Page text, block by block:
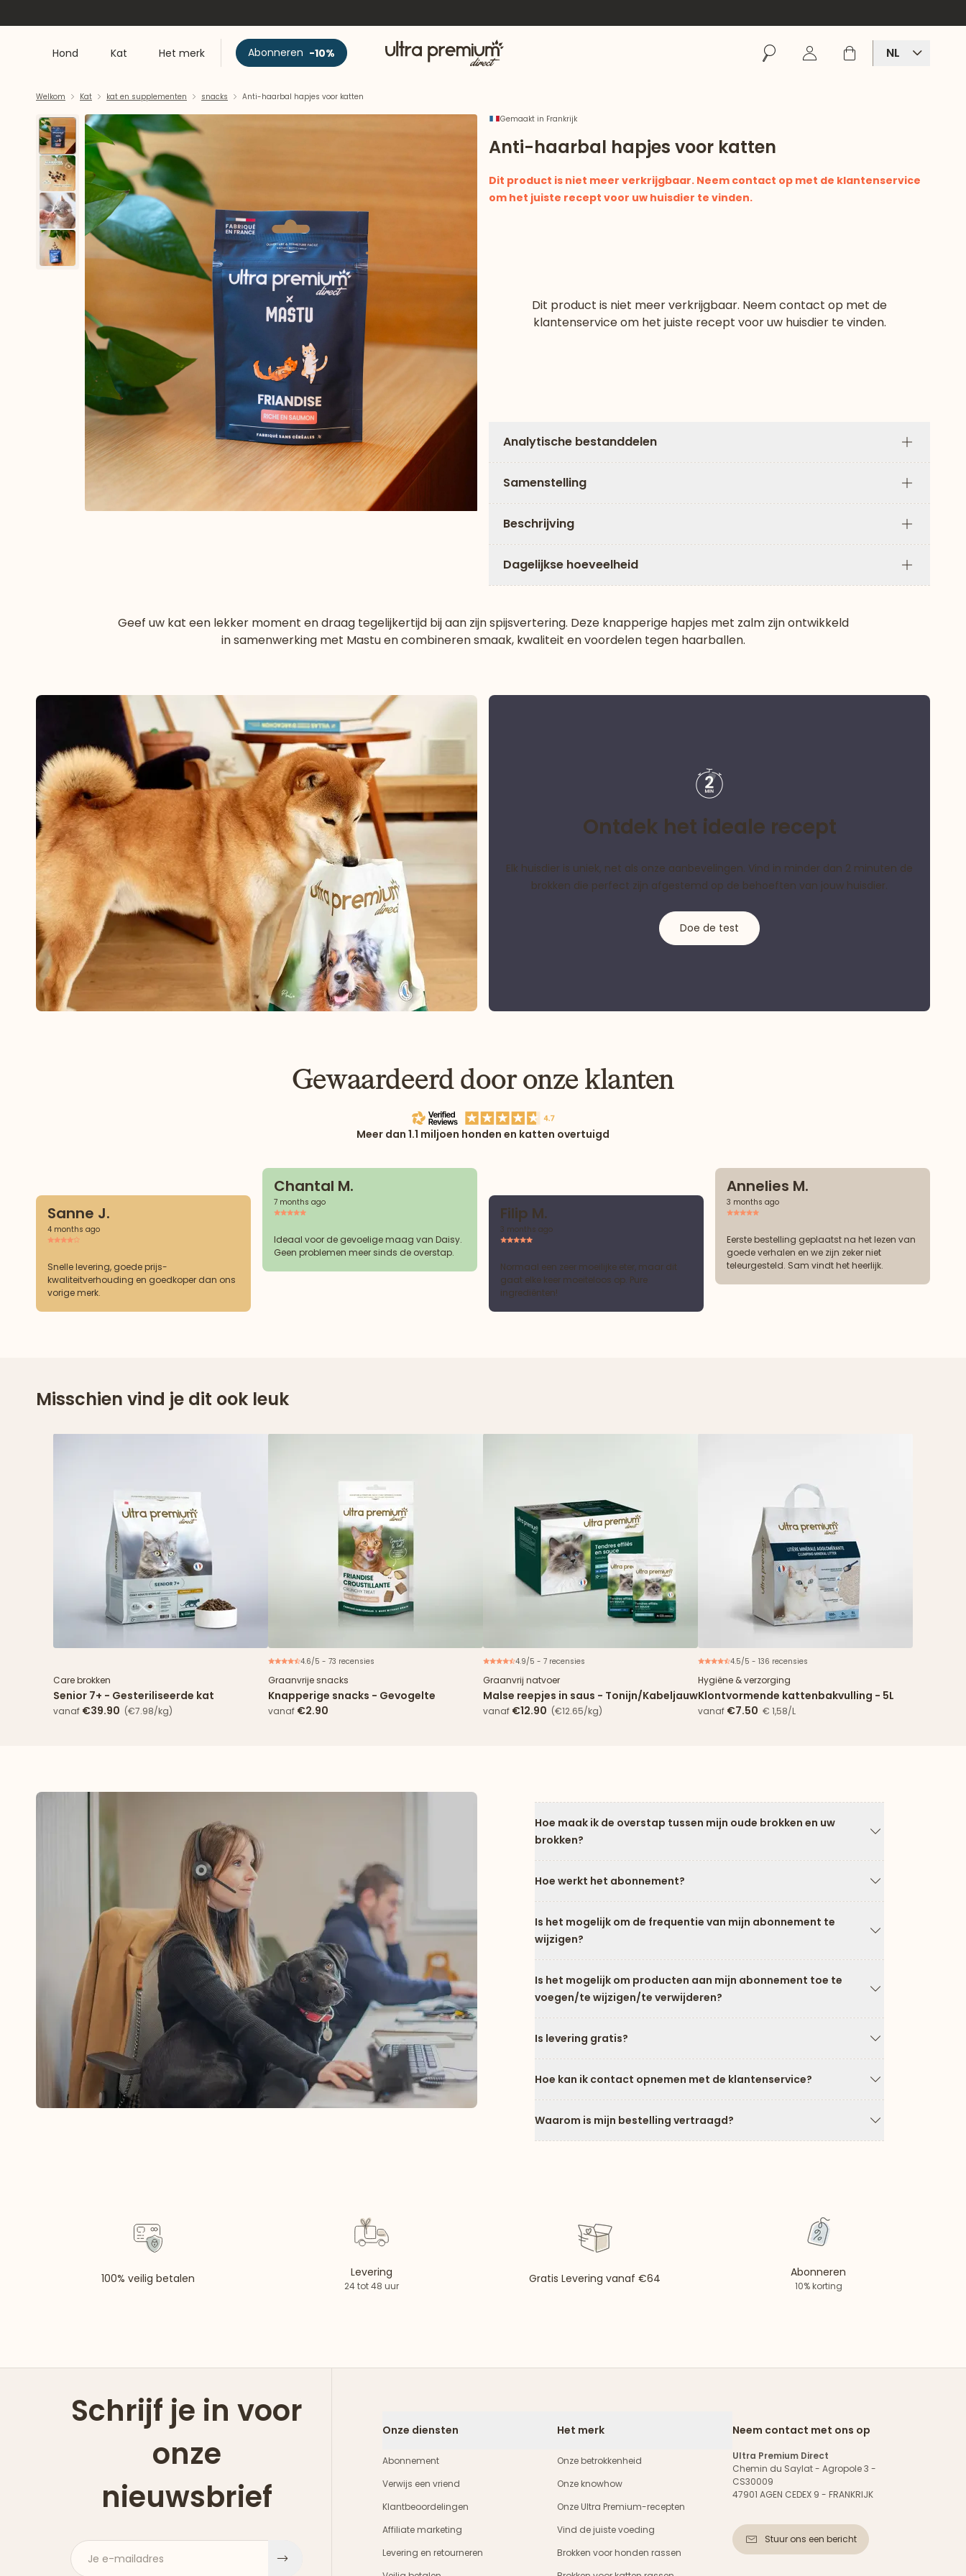
Hond Kat Het merk Abonneren -10% Welkom Zoeken Inloggen Winkelmand
NL
Welkom Kat kat en supplementen snacks Anti-haarbal hapjes voor katten
Gemaakt in Frankrijk
Anti-haarbal hapjes voor katten
Dit product is niet meer verkrijgbaar. Neem contact op met de klantenservice
om het juiste recept voor uw huisdier te vinden.
Dit product is niet meer verkrijgbaar. Neem contact op met de
klantenservice om het juiste recept voor uw huisdier te vinden.
Analytische bestanddelen
Plus
Samenstelling
Plus
Beschrijving
Plus
Dagelijkse hoeveelheid
Plus
Geef uw kat een lekker moment en draag tegelijkertijd bij aan zijn spijsvertering. Deze knapperige hapjes met zalm zijn ontwikkeld
in samenwerking met Mastu en combineren smaak, kwaliteit en voordelen tegen haarballen.
Ontdek het ideale recept
Elk huisdier is uniek, net als onze aanbevelingen. Vind in minder dan 2 minuten de
brokken die perfect zijn afgestemd op de behoeften van jouw huisdier.
Doe de test
Gewaardeerd door onze klanten
Meer dan 1.1 miljoen honden en katten overtuigd
Sanne J.
4 months ago
Snelle levering, goede prijs-
kwaliteitverhouding en goedkoper dan ons
vorige merk.
Chantal M.
7 months ago
Ideaal voor de gevoelige maag van Daisy.
Geen problemen meer sinds de overstap.
Filip M.
3 months ago
Normaal een zeer moeilijke eter, maar dit
gaat elke keer moeiteloos op. Pure
ingrediënten!
Annelies M.
3 months ago
Eerste bestelling geplaatst na het lezen van
goede verhalen en we zijn zeker niet
teleurgesteld. Sam vindt het heerlijk.
Misschien vind je dit ook leuk
Care brokken
Senior 7+ - Gesteriliseerde kat
vanaf €39.90 (€7.98/kg)
4.6/5 - 73 recensies
Graanvrije snacks
Knapperige snacks - Gevogelte
vanaf €2.90
4.9/5 - 7 recensies
Graanvrij natvoer
Malse reepjes in saus - Tonijn/Kabeljauw
vanaf €12.90 (€12.65/kg)
4.5/5 - 136 recensies
Hygiëne & verzorging
Klontvormende kattenbakvulling - 5L
vanaf €7.50 € 1,58/L
Hoe maak ik de overstap tussen mijn oude brokken en uw
brokken?
Hoe werkt het abonnement?
Pijl naar beneden
Is het mogelijk om de frequentie van mijn abonnement te
wijzigen?
Is het mogelijk om producten aan mijn abonnement toe te
voegen/te wijzigen/te verwijderen?
Is levering gratis?
Pijl naar beneden
Hoe kan ik contact opnemen met de klantenservice?
Pijl naar beneden
Waarom is mijn bestelling vertraagd?
Pijl naar beneden
100% veilig betalen Levering
24 tot 48 uur
Gratis Levering vanaf €64 Abonneren
10% korting
Schrijf je in voor
onze
nieuwsbrief
Je e-mailadres
Onze diensten
Abonnement
Verwijs een vriend
Klantbeoordelingen
Affiliate marketing
Levering en retourneren
Het merk
Onze betrokkenheid
Onze knowhow
Onze Ultra Premium-recepten
Vind de juiste voeding
Brokken voor honden rassen
Neem contact met ons op
Ultra Premium Direct
Chemin du Saylat - Agropole 3 -
CS30009
47901 AGEN CEDEX 9 - FRANKRIJK
Stuur ons een bericht